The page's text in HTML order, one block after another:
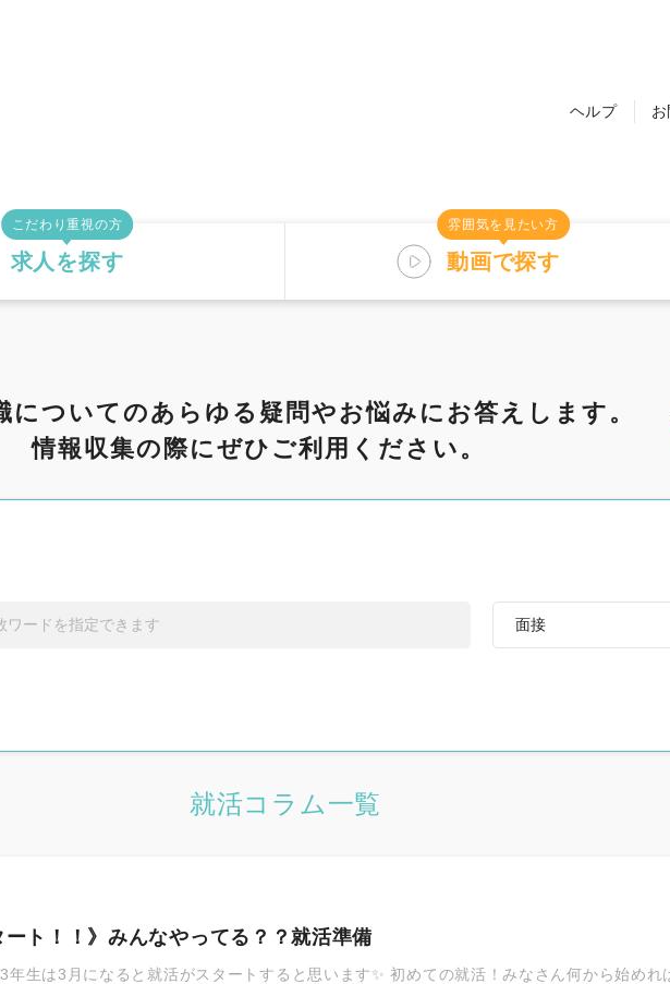
ヘルプ
こだわり重視の方
求人を探す
す
雰囲気を見たい方
動画で探す
についてのあらゆる疑問やお悩みにお答えします。
情報収集の際にぜひご利用ください。
就活コラム一覧
ート！！》みんなやってる？？就活準備
年生は3月になると就活がスタートすると思います✨ 初めての就活！みなさん何から始めれ